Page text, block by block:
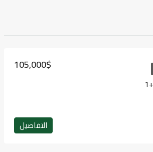
105,000$
التفاصيل